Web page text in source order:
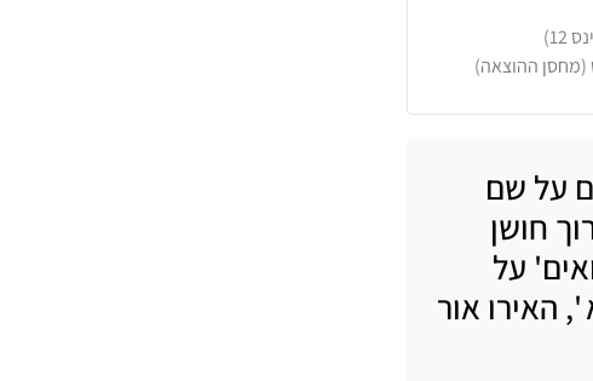
(מחסן ההוצאה)
על שם
חושן
על
האירו אור